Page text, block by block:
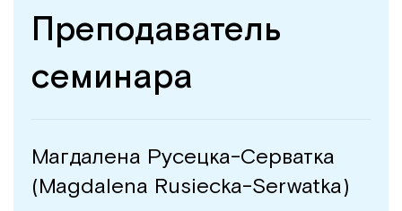
Преподаватель
семинара
Магдалена Русецка-Серватка
(Magdalena Rusiecka-Serwatka)